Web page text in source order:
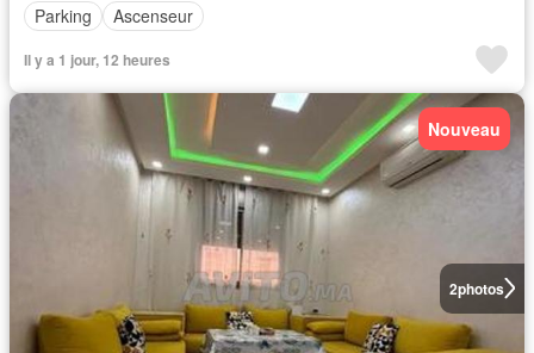
Parking
Ascenseur
Il y a 1 jour, 12 heures
2photos
Nouveau